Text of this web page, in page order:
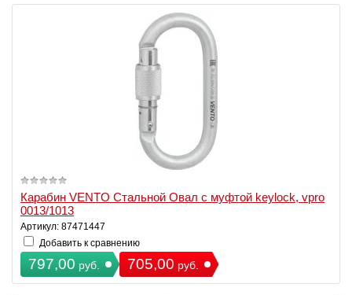
Карабин VENTO Стальной Овал с муфтой keylock, vpro
0013/1013
Артикул: 87471447
Добавить к сравнению
797,00 руб. 705,00 руб.